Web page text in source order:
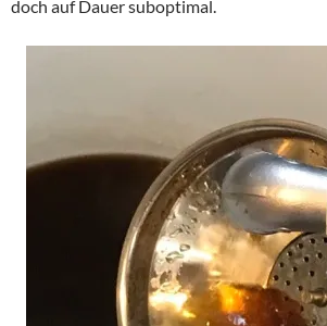
doch auf Dauer suboptimal.